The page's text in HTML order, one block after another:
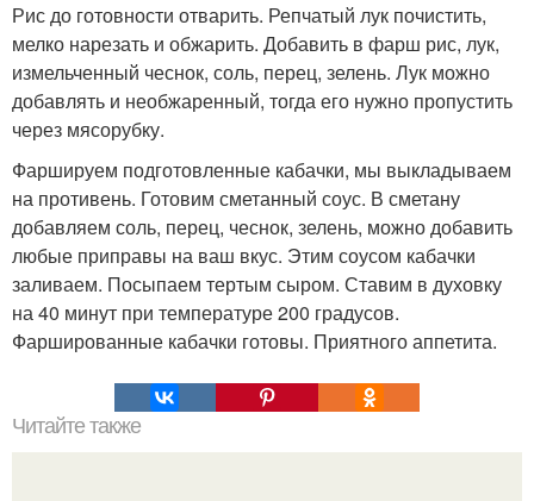
Рис до готовности отварить. Репчатый лук почистить,
мелко нарезать и обжарить. Добавить в фарш рис, лук,
измельченный чеснок, соль, перец, зелень. Лук можно
добавлять и необжаренный, тогда его нужно пропустить
через мясорубку.
Фаршируем подготовленные кабачки, мы выкладываем
на противень. Готовим сметанный соус. В сметану
добавляем соль, перец, чеснок, зелень, можно добавить
любые приправы на ваш вкус. Этим соусом кабачки
заливаем. Посыпаем тертым сыром. Ставим в духовку
на 40 минут при температуре 200 градусов.
Фаршированные кабачки готовы. Приятного аппетита.
Читайте также